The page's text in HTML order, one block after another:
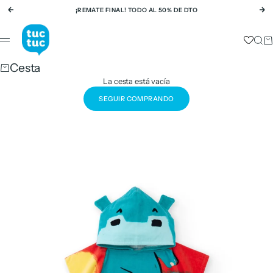
Ir al contenido
Anterior ¡REMATE FINAL! TODO AL 50% DE DTO
tuc tuc
Menú
Cesta
La cesta está vacía
SEGUIR COMPRANDO